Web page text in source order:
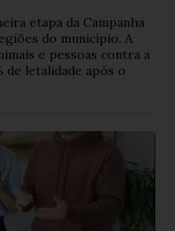
etapa da Campanha
do município. A
e pessoas contra a
de letalidade após o